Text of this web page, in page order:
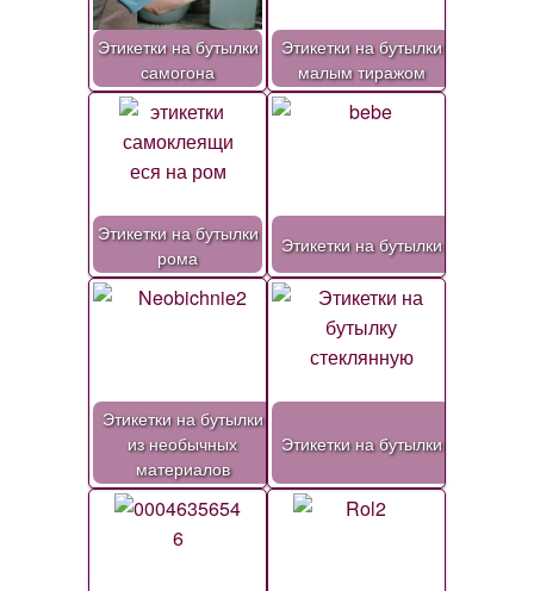
Этикетки на бутылки
самогона
Этикетки на бутылки
малым тиражом
Этикетки на бутылки
рома
Этикетки на бутылки
Этикетки на бутылки
из необычных
материалов
Этикетки на бутылки